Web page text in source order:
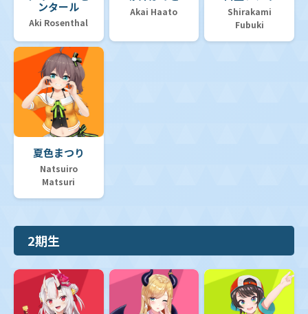
ンタール
Aki Rosenthal
Akai Haato
Shirakami
Fubuki
夏色まつり
Natsuiro
Matsuri
2期生